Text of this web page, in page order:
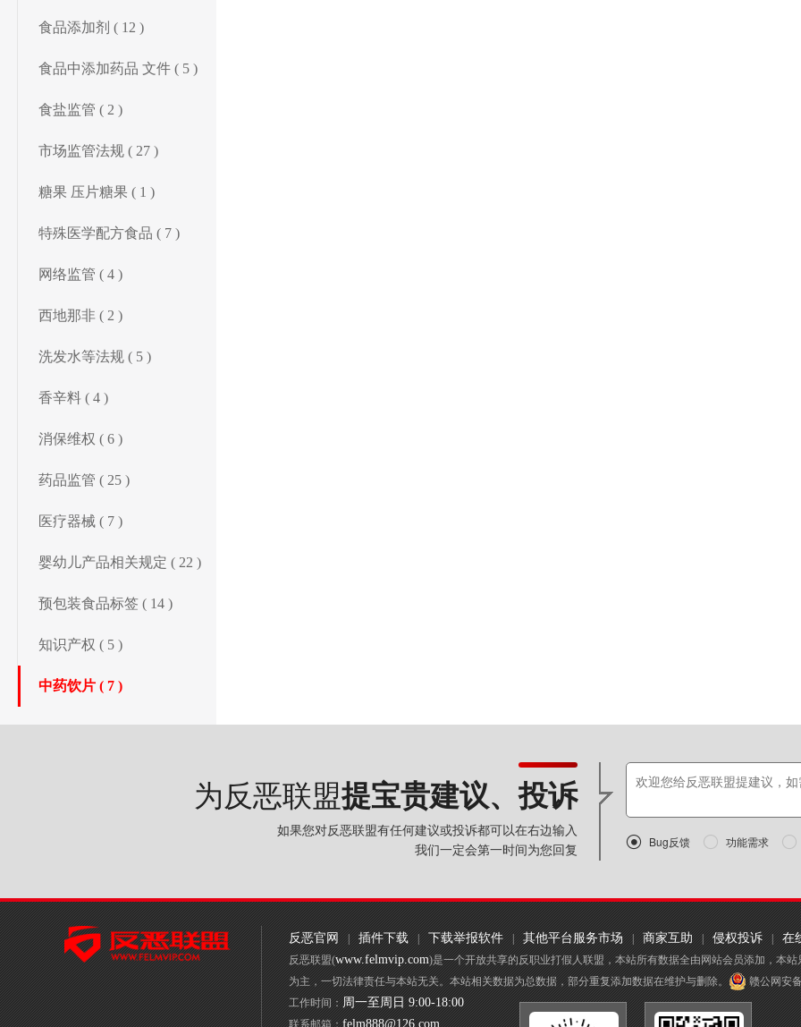
食品添加剂 ( 12 )
食品中添加药品 文件 ( 5 )
食盐监管 ( 2 )
市场监管法规 ( 27 )
糖果 压片糖果 ( 1 )
特殊医学配方食品 ( 7 )
网络监管 ( 4 )
西地那非 ( 2 )
洗发水等法规 ( 5 )
香辛料 ( 4 )
消保维权 ( 6 )
药品监管 ( 25 )
医疗器械 ( 7 )
婴幼儿产品相关规定 ( 22 )
预包装食品标签 ( 14 )
知识产权 ( 5 )
中药饮片 ( 7 )
为反恶联盟提宝贵建议、投诉
如果您对反恶联盟有任何建议或投诉都可以在右边输入
我们一定会第一时间为您回复
 Bug反馈  功能需求 
反恶官网 | 插件下载 | 下载举报软件 | 其他平台服务市场 | 商家互助 | 侵权投诉 | 在
反恶联盟(www.felmvip.com)是一个开放共享的反职业打假人联盟，本站所有数据全由网站会员添加，本
为主，一切法律责任与本站无关。本站相关数据为总数据，部分重复添加数据在维护与删除。
赣公网安
工作时间： 周一至周日 9:00-18:00
联系邮箱： felm888@126.com